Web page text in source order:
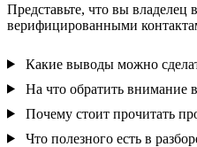
Представьте, что вы
верифицированными
Какие выводы можно
На что обратить внимание
Почему стоит прочитать
Что полезного есть в